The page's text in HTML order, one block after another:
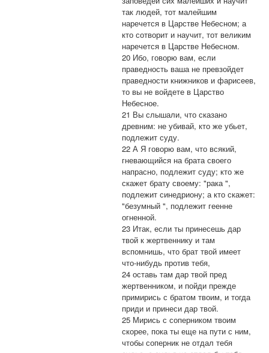
так людей, тот малейшим
наречется в Царстве Небесном; а
кто сотворит и научит, тот великим
наречется в Царстве Небесном.
20 Ибо, говорю вам, если
праведность ваша не превзойдет
праведности книжников и фарисеев,
то вы не войдете в Царство
Небесное.
21 Вы слышали, что сказано
древним: не убивай, кто же убьет,
подлежит суду.
22 А Я говорю вам, что всякий,
гневающийся на брата своего
напрасно, подлежит суду; кто же
скажет брату своему: "рака ",
подлежит синедриону; а кто скажет:
"безумный ", подлежит геенне
огненной.
23 Итак, если ты принесешь дар
твой к жертвеннику и там
вспомнишь, что брат твой имеет
что-нибудь против тебя,
24 оставь там дар твой пред
жертвенником, и пойди прежде
примирись с братом твоим, и тогда
приди и принеси дар твой.
25 Мирись с соперником твоим
скорее, пока ты еще на пути с ним,
чтобы соперник не отдал тебя